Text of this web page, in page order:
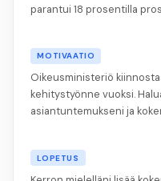
parantui 18 prosentilla
MOTIVAATIO
Oikeusministeriö
kehitystyönne vuoksi.
asiantuntemukseni ja
LOPETUS